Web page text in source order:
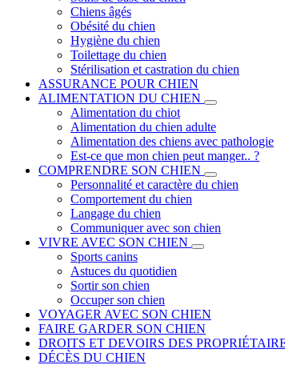
Chiens âgés
Obésité du chien
Hygiène du chien
Toilettage du chien
Stérilisation et castration du chien
ASSURANCE POUR CHIEN
ALIMENTATION DU CHIEN
Alimentation du chiot
Alimentation du chien adulte
Alimentation des chiens avec pathologie
Est-ce que mon chien peut manger.. ?
COMPRENDRE SON CHIEN
Personnalité et caractère du chien
Comportement du chien
Langage du chien
Communiquer avec son chien
VIVRE AVEC SON CHIEN
Sports canins
Astuces du quotidien
Sortir son chien
Occuper son chien
VOYAGER AVEC SON CHIEN
FAIRE GARDER SON CHIEN
DROITS ET DEVOIRS DES
DÉCÈS DU CHIEN